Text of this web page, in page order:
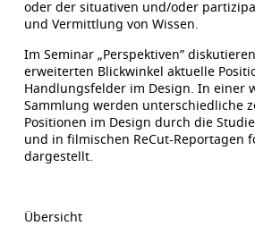
oder der situativen und/oder
und Vermittlung von Wissen.
Im Seminar „Perspektiven”
erweiterten Blickwinkel aktuelle
Handlungsfelder im Design. In einer
Sammlung werden unterschiedliche
Positionen im Design durch die
und in filmischen ReCut-Reportagen
dargestellt.
Übersicht